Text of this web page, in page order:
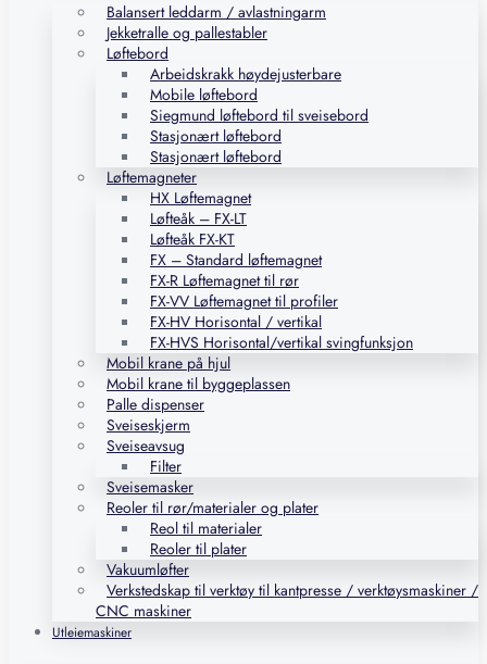
Balansert leddarm / avlastningarm
Jekketralle og pallestabler
Løftebord
Arbeidskrakk høydejusterbare
Mobile løftebord
Siegmund løftebord til sveisebord
Stasjonært løftebord
Stasjonært løftebord
Løftemagneter
HX Løftemagnet
Løfteåk – FX-LT
Løfteåk FX-KT
FX – Standard løftemagnet
FX-R Løftemagnet til rør
FX-VV Løftemagnet til profiler
FX-HV Horisontal / vertikal
FX-HVS Horisontal/vertikal svingfunksjon
Mobil krane på hjul
Mobil krane til byggeplassen
Palle dispenser
Sveiseskjerm
Sveiseavsug
Filter
Sveisemasker
Reoler til rør/materialer og plater
Reol til materialer
Reoler til plater
Vakuumløfter
Verkstedskap til verktøy til kantpresse / verktøysmaskiner /
CNC maskiner
Utleiemaskiner